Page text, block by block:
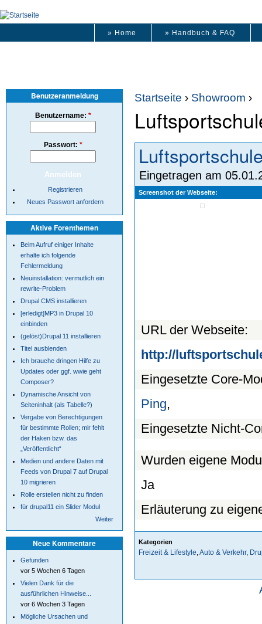
» Home » Handbuch & FAQ
Startseite › Showroom ›
Eingetragen am
Screenshot der Webseite:
URL der Webseite:
http://
Eingesetzte Core-
Ping,
Eingesetzte Nicht-
Wurden eigene
Ja
Erläuterung zu
Kategorien
Freizeit & Lifestyle,Auto & Verkehr,
Benutzeranmeldung
Benutzername: *
Passwort: *
Registrieren
Neues Passwort anfordern
Aktive Forenthemen
Beim Aufruf einiger Inhalte
erhalte ich folgende
Fehlermeldung
Neuinstallation: vermutlich ein
rewrite-Problem
Drupal CMS installieren
[erledigt]MP3 in Drupal 10
einbinden
(gelöst)Drupal 11 installieren
Titel ausblenden
Ich brauche dringen Hilfe zu
Updates oder ggf. wwie geht
Composer?
Dynamische Ansicht von
Seiteninhalt (als Tabelle?)
Vergabe von Berechtigungen
für bestimmte Rollen; mir fehlt
der Haken bzw. das
„Veröffentlicht“
Medien und andere Daten mit
Feeds von Drupal 7 auf Drupal
10 migrieren
Rolle erstellen nicht zu finden
für drupal11 ein Slider Modul
Weiter
Neue Kommentare
Gefunden
vor 5 Wochen 6 Tagen
Vielen Dank für die
ausführlichen Hinweise...
vor 6 Wochen 3 Tagen
Mögliche Ursachen und